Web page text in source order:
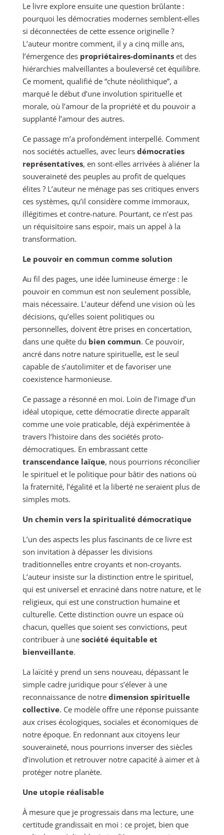
Le livre explore ensuite une question brûlante :
pourquoi les démocraties modernes semblent-elles
si déconnectées de cette essence originelle ?
L’auteur montre comment, il y a cinq mille ans,
l’émergence des propriétaires-dominantset des
hiérarchies malveillantes a bouleversé cet équilibre.
Ce moment, qualifié de “chute néolithique”, a
marqué le début d’une involution spirituelle et
morale, où l’amour de la propriété et du pouvoir a
supplanté l’amour des autres.
Ce passage m’a profondément interpellé. Comment
nos sociétés actuelles, avec leurs démocraties
représentatives, en sont-elles arrivées à aliéner la
souveraineté des peuples au profit de quelques
élites ? L’auteur ne ménage pas ses critiques envers
ces systèmes, qu’il considère comme immoraux,
illégitimes et contre-nature. Pourtant, ce n’est pas
un réquisitoire sans espoir, mais un appel à la
transformation.
Le pouvoir en commun comme solution
Au fil des pages, une idée lumineuse émerge : le
pouvoir en commun est non seulement possible,
mais nécessaire. L’auteur défend une vision où les
décisions, qu’elles soient politiques ou
personnelles, doivent être prises en concertation,
dans une quête du bien commun. Ce pouvoir,
ancré dans notre nature spirituelle, est le seul
capable de s’autolimiter et de favoriser une
coexistence harmonieuse.
Ce passage a résonné en moi. Loin de l’image d’un
idéal utopique, cette démocratie directe apparaît
comme une voie praticable, déjà expérimentée à
travers l’histoire dans des sociétés proto-
démocratiques. En embrassant cette
transcendance laïque, nous pourrions réconcilier
le spirituel et le politique pour bâtir des nations où
la fraternité, l’égalité et la liberté ne seraient plus de
simples mots.
Un chemin vers la spiritualité démocratique
L’un des aspects les plus fascinants de ce livre est
son invitation à dépasser les divisions
traditionnelles entre croyants et non-croyants.
L’auteur insiste sur la distinction entre le spirituel,
qui est universel et enraciné dans notre nature, et le
religieux, qui est une construction humaine et
culturelle. Cette distinction ouvre un espace où
chacun, quelles que soient ses convictions, peut
contribuer à une société équitable et
bienveillante.
La laïcité y prend un sens nouveau, dépassant le
simple cadre juridique pour s’élever à une
reconnaissance de notre dimension spirituelle
collective. Ce modèle offre une réponse puissante
aux crises écologiques, sociales et économiques de
notre époque. En redonnant aux citoyens leur
souveraineté, nous pourrions inverser des siècles
d’involution et retrouver notre capacité à aimer et à
protéger notre planète.
Une utopie réalisable
À mesure que je progressais dans ma lecture, une
certitude grandissait en moi : ce projet, bien que